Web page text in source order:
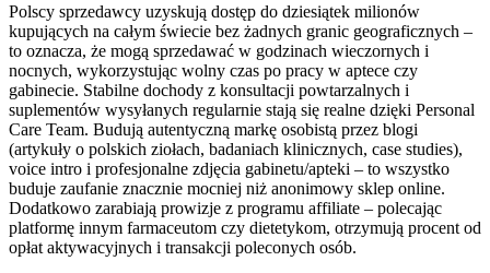
Polscy sprzedawcy uzyskują dostęp do dziesiątek milionów
kupujących na całym świecie bez żadnych granic geograficznych –
to oznacza, że mogą sprzedawać w godzinach wieczornych i
nocnych, wykorzystując wolny czas po pracy w aptece czy
gabinecie. Stabilne dochody z konsultacji powtarzalnych i
suplementów wysyłanych regularnie stają się realne dzięki Personal
Care Team. Budują autentyczną markę osobistą przez blogi
(artykuły o polskich ziołach, badaniach klinicznych, case studies),
voice intro i profesjonalne zdjęcia gabinetu/apteki – to wszystko
buduje zaufanie znacznie mocniej niż anonimowy sklep online.
Dodatkowo zarabiają prowizje z programu affiliate – polecając
platformę innym farmaceutom czy dietetykom, otrzymują procent od
opłat aktywacyjnych i transakcji poleconych osób.